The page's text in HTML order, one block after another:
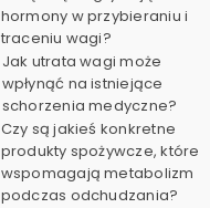
hormony w przybieraniu i
traceniu wagi?
Jak utrata wagi może
wpłynąć na istniejące
schorzenia medyczne?
Czy są jakieś konkretne
produkty spożywcze, które
wspomagają metabolizm
podczas odchudzania?